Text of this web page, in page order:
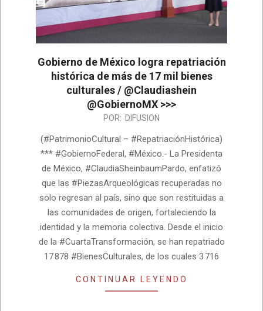
Gobierno de México logra repatriación
histórica de más de 17 mil bienes
culturales / @Claudiashein
@GobiernoMX >>>
10
POR: DIFUSION
(#PatrimonioCultural – #RepatriaciónHistórica)
*** #GobiernoFederal, #México.- La Presidenta
de México, #ClaudiaSheinbaumPardo, enfatizó
que las #PiezasArqueológicas recuperadas no
solo regresan al país, sino que son restituidas a
las comunidades de origen, fortaleciendo la
identidad y la memoria colectiva. Desde el inicio
de la #CuartaTransformación, se han repatriado
17 878 #BienesCulturales, de los cuales 3 716
CONTINUAR LEYENDO